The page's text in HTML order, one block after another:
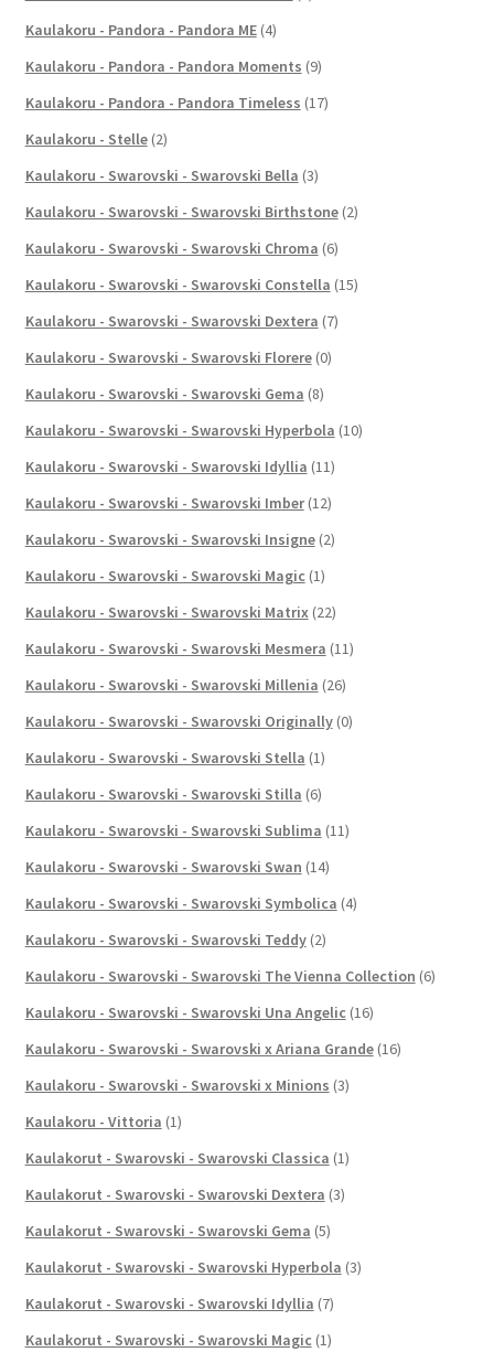
Kaulakoru - Pandora - Pandora ME (4)
Kaulakoru - Pandora - Pandora Moments (9)
Kaulakoru - Pandora - Pandora Timeless (17)
Kaulakoru - Stelle (2)
Kaulakoru - Swarovski - Swarovski Bella (3)
Kaulakoru - Swarovski - Swarovski Birthstone (2)
Kaulakoru - Swarovski - Swarovski Chroma (6)
Kaulakoru - Swarovski - Swarovski Constella (15)
Kaulakoru - Swarovski - Swarovski Dextera (7)
Kaulakoru - Swarovski - Swarovski Florere (0)
Kaulakoru - Swarovski - Swarovski Gema (8)
Kaulakoru - Swarovski - Swarovski Hyperbola (10)
Kaulakoru - Swarovski - Swarovski Idyllia (11)
Kaulakoru - Swarovski - Swarovski Imber (12)
Kaulakoru - Swarovski - Swarovski Insigne (2)
Kaulakoru - Swarovski - Swarovski Magic (1)
Kaulakoru - Swarovski - Swarovski Matrix (22)
Kaulakoru - Swarovski - Swarovski Mesmera (11)
Kaulakoru - Swarovski - Swarovski Millenia (26)
Kaulakoru - Swarovski - Swarovski Originally (0)
Kaulakoru - Swarovski - Swarovski Stella (1)
Kaulakoru - Swarovski - Swarovski Stilla (6)
Kaulakoru - Swarovski - Swarovski Sublima (11)
Kaulakoru - Swarovski - Swarovski Swan (14)
Kaulakoru - Swarovski - Swarovski Symbolica (4)
Kaulakoru - Swarovski - Swarovski Teddy (2)
Kaulakoru - Swarovski - Swarovski The Vienna Collection (6)
Kaulakoru - Swarovski - Swarovski Una Angelic (16)
Kaulakoru - Swarovski - Swarovski x Ariana Grande (16)
Kaulakoru - Swarovski - Swarovski x Minions (3)
Kaulakoru - Vittoria (1)
Kaulakorut - Swarovski - Swarovski Classica (1)
Kaulakorut - Swarovski - Swarovski Dextera (3)
Kaulakorut - Swarovski - Swarovski Gema (5)
Kaulakorut - Swarovski - Swarovski Hyperbola (3)
Kaulakorut - Swarovski - Swarovski Idyllia (7)
Kaulakorut - Swarovski - Swarovski Magic (1)